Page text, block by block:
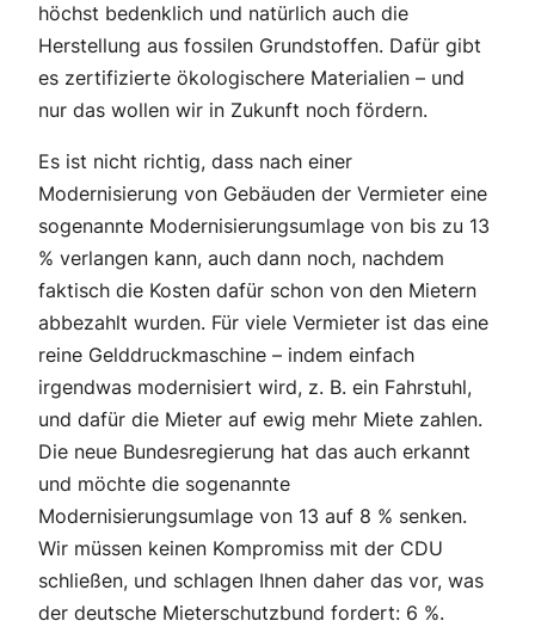
höchst bedenklich und natürlich auch die
Herstellung aus fossilen Grundstoffen. Dafür gibt
es zertifizierte ökologischere Materialien – und
nur das wollen wir in Zukunft noch fördern.
Es ist nicht richtig, dass nach einer
Modernisierung von Gebäuden der Vermieter eine
sogenannte Modernisierungsumlage von bis zu 13
% verlangen kann, auch dann noch, nachdem
faktisch die Kosten dafür schon von den Mietern
abbezahlt wurden. Für viele Vermieter ist das eine
reine Gelddruckmaschine – indem einfach
irgendwas modernisiert wird, z. B. ein Fahrstuhl,
und dafür die Mieter auf ewig mehr Miete zahlen.
Die neue Bundesregierung hat das auch erkannt
und möchte die sogenannte
Modernisierungsumlage von 13 auf 8 % senken.
Wir müssen keinen Kompromiss mit der CDU
schließen, und schlagen Ihnen daher das vor, was
der deutsche Mieterschutzbund fordert: 6 %.